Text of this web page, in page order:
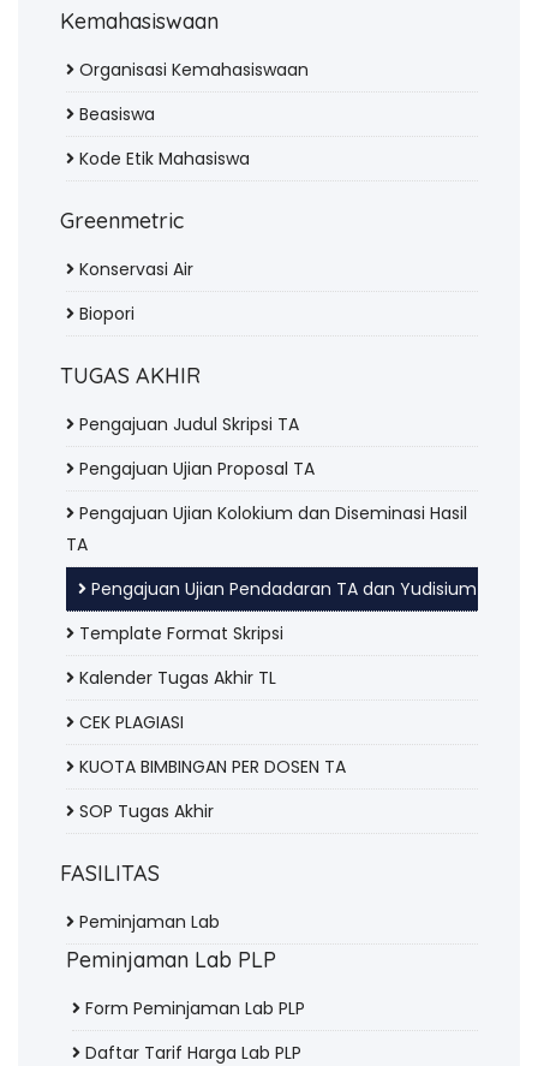
Kemahasiswaan
Organisasi Kemahasiswaan
Beasiswa
Kode Etik Mahasiswa
Greenmetric
Konservasi Air
Biopori
TUGAS AKHIR
Pengajuan Judul Skripsi TA
Pengajuan Ujian Proposal TA
Pengajuan Ujian Kolokium dan Diseminasi Hasil
TA
Pengajuan Ujian Pendadaran TA dan Yudisium
Template Format Skripsi
Kalender Tugas Akhir TL
CEK PLAGIASI
KUOTA BIMBINGAN PER DOSEN TA
SOP Tugas Akhir
FASILITAS
Peminjaman Lab
Peminjaman Lab PLP
Form Peminjaman Lab PLP
Daftar Tarif Harga Lab PLP